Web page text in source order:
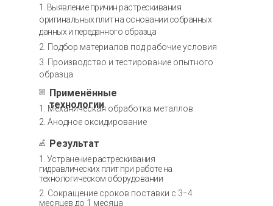
1. Выявление причин растрескивания
оригинальных плит на основании собранных
данных и переданного образца
2. Подбор материалов под рабочие условия
3. Производство и тестирование опытного
образца
1. Механическая обработка металлов
Применённые
технологии
2. Анодное оксидирование
1. Устранение растрескивания
гидравлических плит при работе на
технологическом оборудовании
Результат
2. Сокращение сроков поставки с 3−4
месяцев до 1 месяца